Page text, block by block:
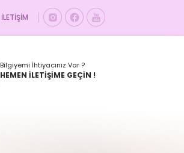
İLETIŞIM
Bilgiyemi İhtiyacınız Var ?
HEMEN İLETIŞIME GEÇIN !